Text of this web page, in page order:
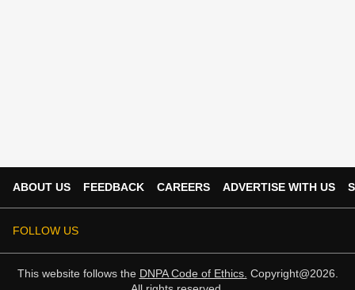
ABOUT US FEEDBACK CAREERS ADVERTISE WITH US
FOLLOW US
This website follows the DNPA Code of Ethics. Copyright@2026.